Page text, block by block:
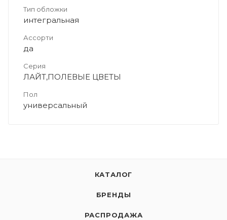
Тип обложки
интегральная
Ассорти
да
Серия
ЛАЙТ,ПОЛЕВЫЕ ЦВЕТЫ
Пол
универсальный
КАТАЛОГ
БРЕНДЫ
РАСПРОДАЖА